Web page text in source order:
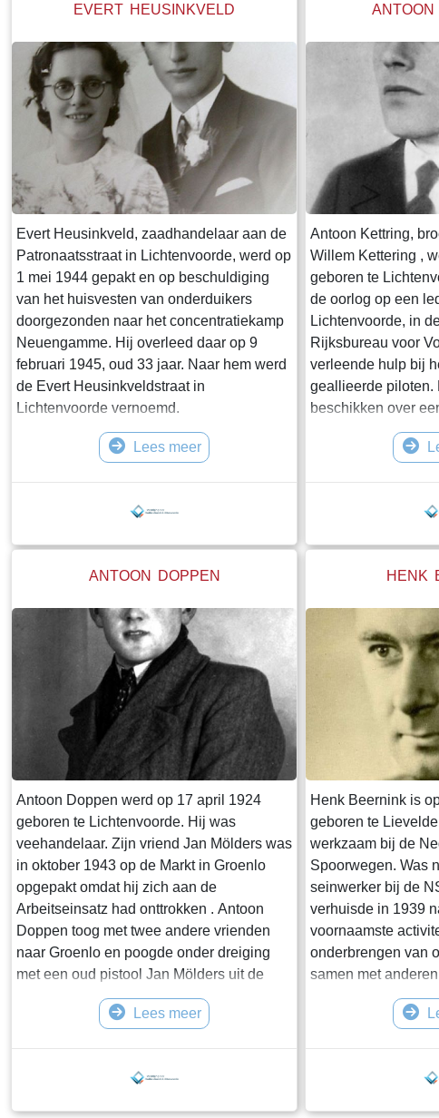
EVERT HEUSINKVELD
Evert Heusinkveld, zaadhandelaar aan de
Patronaatsstraat in Lichtenvoorde, werd op
1 mei 1944 gepakt en op beschuldiging
van het huisvesten van onderduikers
doorgezonden naar het concentratiekamp
Neuengamme. Hij overleed daar op 9
februari 1945, oud 33 jaar. Naar hem werd
de Evert Heusinkveldstraat in
Lichtenvoorde vernoemd.
Lees meer
Antoon Kettring,
Willem Kettering ,
geboren te
de oorlog op een
Lichtenvoorde, in
Rijksbureau voor
verleende hulp bij
geallieerde piloten.
beschikken over
werd op de nacht
1944 thuis door de
waar hij op 29
ANTOON DOPPEN
Antoon Doppen werd op 17 april 1924
geboren te Lichtenvoorde. Hij was
veehandelaar. Zijn vriend Jan Mölders was
in oktober 1943 op de Markt in Groenlo
opgepakt omdat hij zich aan de
Arbeitseinsatz had onttrokken . Antoon
Doppen toog met twee andere vrienden
naar Groenlo en poogde onder dreiging
met een oud pistool Jan Mölders uit de
gevangenis aldaar te bevrijden. De overval
mislukte en Antoon werd na berechting in
gevangenis in Essen terecht , waar hij op
Lees meer
HENK
Henk Beernink is
geboren te
werkzaam bij de
Spoorwegen. Was
seinwerker bij de
verhuisde in 1939
voornaamste
onderbrengen van
samen met
enkele collega’s
Bewaring in Zwolle
achtervolgers